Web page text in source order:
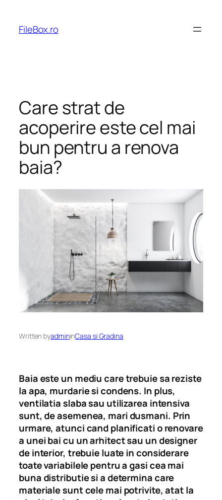
content
FileBox.ro
Care strat de
acoperire este cel mai
bun pentru a renova
baia?
Written byadmininCasa si Gradina
Baia este un mediu care trebuie sa reziste
la apa, murdarie si condens. In plus,
ventilatia slaba sau utilizarea intensiva
sunt, de asemenea, mari dusmani. Prin
urmare, atunci cand planificati o renovare
a unei bai cu un arhitect sau un designer
de interior, trebuie luate in considerare
toate variabilele pentru a gasi cea mai
buna distributie si a determina care
materiale sunt cele mai potrivite, atat la